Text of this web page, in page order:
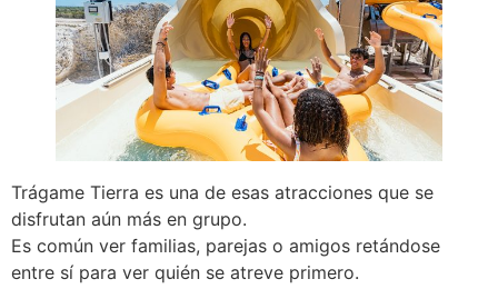
Trágame Tierra es una de esas atracciones que se
disfrutan aún más en grupo.
Es común ver familias, parejas o amigos retándose
entre sí para ver quién se atreve primero.